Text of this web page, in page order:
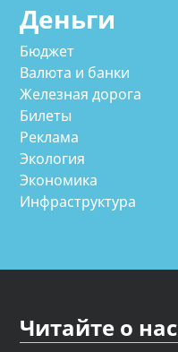
Деньги
Бюджет
Валюта и банки
Железная дорога
Билеты
Реклама
Экология
Экономика
Инфраструктура
Читайте о нас